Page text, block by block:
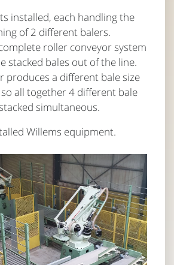
installed, each handling the
of 2 different balers.
roller conveyor system
stacked bales out of the line.
produces a different bale size
all together 4 different bale
simultaneous.
Willems equipment.